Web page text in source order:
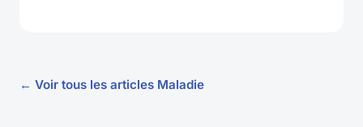
← Voir tous les articles Maladie